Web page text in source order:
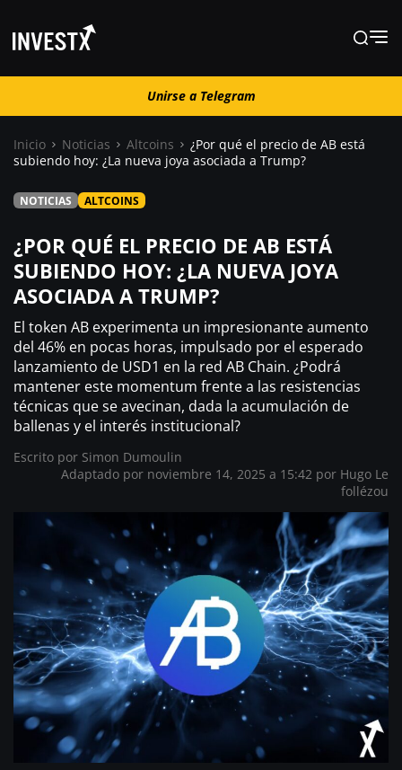
Unirse a Telegram
Guías
Trading
¿ Dónde comprar ?
Unirse a Telegram
Inicio Noticias Altcoins
¿Por qué el precio de AB está
subiendo hoy: ¿La nueva joya asociada a Trump?
NOTICIAS ALTCOINS
¿POR QUÉ EL PRECIO DE AB ESTÁ
SUBIENDO HOY: ¿LA NUEVA JOYA
ASOCIADA A TRUMP?
El token AB experimenta un impresionante aumento
del 46% en pocas horas, impulsado por el esperado
lanzamiento de USD1 en la red AB Chain. ¿Podrá
mantener este momentum frente a las resistencias
técnicas que se avecinan, dada la acumulación de
ballenas y el interés institucional?
Escrito por Simon Dumoulin
Adaptado por noviembre 14, 2025 a 15:42 por Hugo Le
follézou